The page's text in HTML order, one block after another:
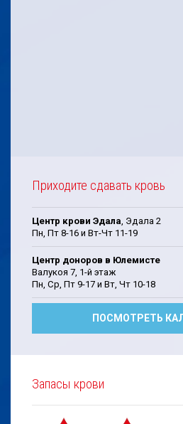
Приходите сдавать кровь
Центр крови Эдала , Эдала 2
Пн, Пт 8-16 и Вт-Чт 11-19
Центр доноров в Юлемисте
Валукоя 7, 1-й этаж
Пн, Cp, Пт 9-17 и Bт, Чт 10-18
ПОСМОТРЕТЬ
Запасы крови